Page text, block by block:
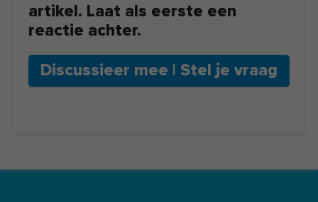
artikel. Laat als eerste een
reactie achter.
Discussieer mee | Stel je vraag